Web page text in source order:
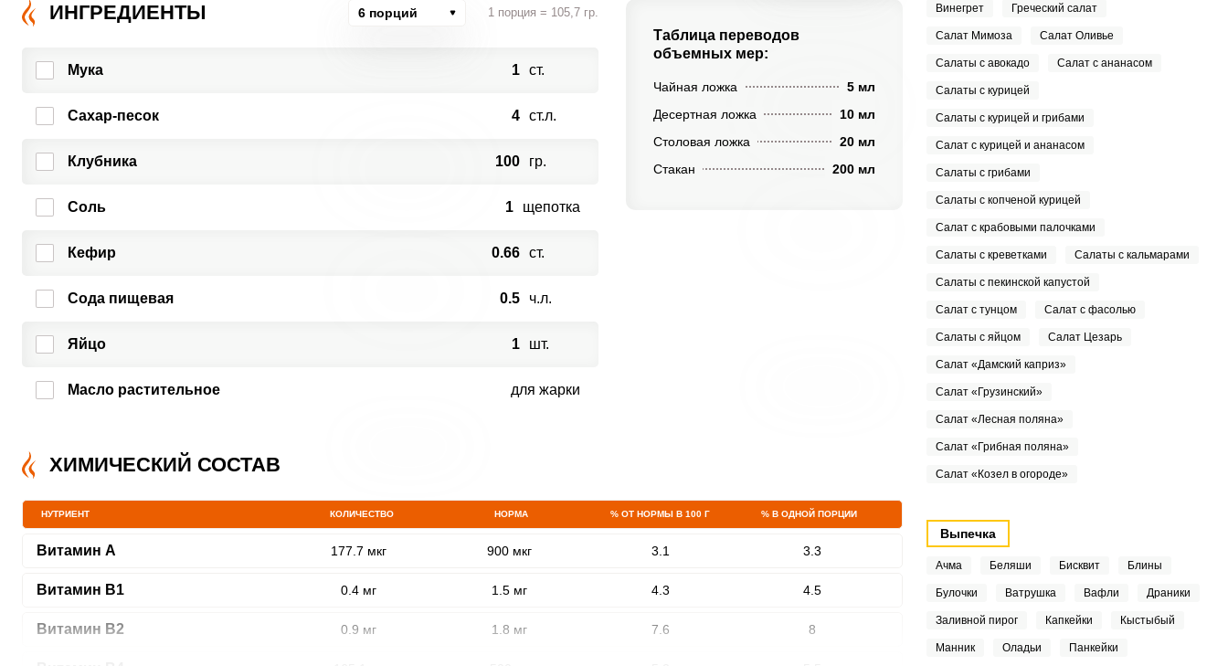
ИНГРЕДИЕНТЫ 6 порций 1 порция = 105,7 гр.
Мука 1 ст.
Сахар-песок 4 ст.л.
Клубника 100 гр.
Соль 1 щепотка
Кефир 0.66 ст.
Сода пищевая 0.5 ч.л.
Яйцо 1 шт.
Масло растительное для жарки
Таблица переводов
объемных мер:
Чайная ложка
5 мл
Десертная ложка
10 мл
Столовая ложка
20 мл
Стакан
200 мл
ХИМИЧЕСКИЙ СОСТАВ
НУТРИЕНТ КОЛИЧЕСТВО НОРМА % ОТ НОРМЫ В 100 Г % В ОДНОЙ ПОРЦИИ
Витамин A 177.7 мкг 900 мкг 3.1 3.3
Витамин В1 0.4 мг 1.5 мг 4.3 4.5
Витамин В2 0.9 мг 1.8 мг 7.6 8
Винегрет Греческий салат
Салат Мимоза Салат Оливье
Салаты с авокадо Салат с ананасом
Салаты с курицей
Салаты с курицей и грибами
Салат с курицей и ананасом
Салаты с грибами
Салаты с копченой курицей
Салат с крабовыми палочками
Салаты с креветками Салаты с кальмарами
Салаты с пекинской капустой
Салат с тунцом Салат с фасолью
Салаты с яйцом Салат Цезарь
Салат «Дамский каприз»
Салат «Грузинский»
Салат «Лесная поляна»
Салат «Грибная поляна»
Салат «Козел в огороде»
Выпечка
Ачма Беляши Бисквит Блины
Булочки Ватрушка Вафли Драники
Заливной пирог Капкейки Кыстыбый
Манник Оладьи Панкейки